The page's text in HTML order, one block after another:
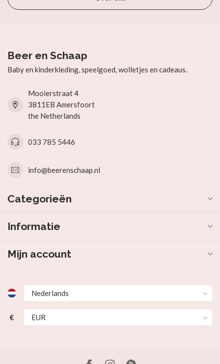
Beer en Schaap
Baby en kinderkleding, speelgoed, wolletjes en cadeaus.
Mooierstraat 4
3811EB Amersfoort
the Netherlands
033 785 5446
info@beerenschaap.nl
Categorieën
Informatie
Mijn account
€